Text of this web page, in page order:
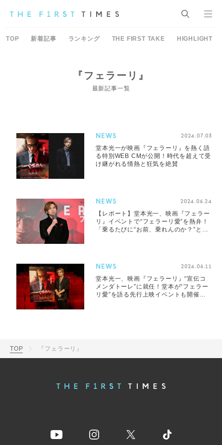
TOP 新着記事 ランキング THE FIRST TAKE HIGHLIGHT
『フェラーリ』
最新記事一覧
NEWS 2024.07.03
堂本光一が映画『フェラーリ』を熱く語
る特別WEB CMが公開！時代を超えて受
け継がれる情熱と狂気を絶賛
NEWS 2024.06.24
【レポート】堂本光一、映画『フェラー
リ』イベントで“フェラーリ愛”を熱弁！
「乗るたびに“お前、乗れんのか？”と試
NEWS 2024.06.11
堂本光一、映画『フェラーリ』“宣伝コ
メンダトーレ”に就任！堂本が“フェラー
リ愛”を語る先行上映イベントも開催決
TOP 『フェラーリ』